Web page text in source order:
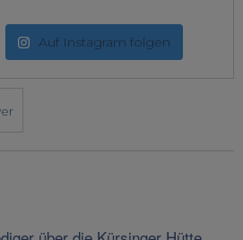
Auf Instagram folgen